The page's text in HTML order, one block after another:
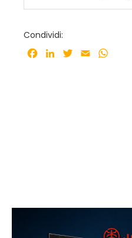
Condividi:
Facebook
LinkedInTwitter
Email